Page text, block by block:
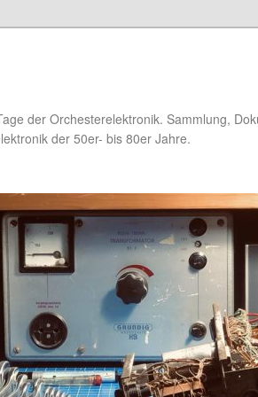
der Orchesterelektronik. Sammlung,
der 50er- bis 80er Jahre.